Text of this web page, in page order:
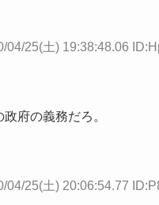
04/25(土) 19:38:48.06
府の義務だろ。
04/25(土) 20:06:54.77